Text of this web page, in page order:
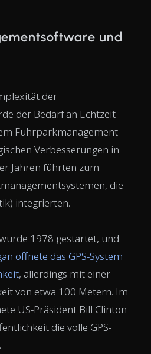
und
der
der Bedarf an Echtzeit-
Fuhrparkmanagement
Verbesserungen in
Jahren führten zum
die
integrierten.
1978 gestartet, und
öffnete das GPS-System
, allerdings mit einer
von etwa 100 Metern. Im
US-Präsident Bill Clinton
die volle GPS-